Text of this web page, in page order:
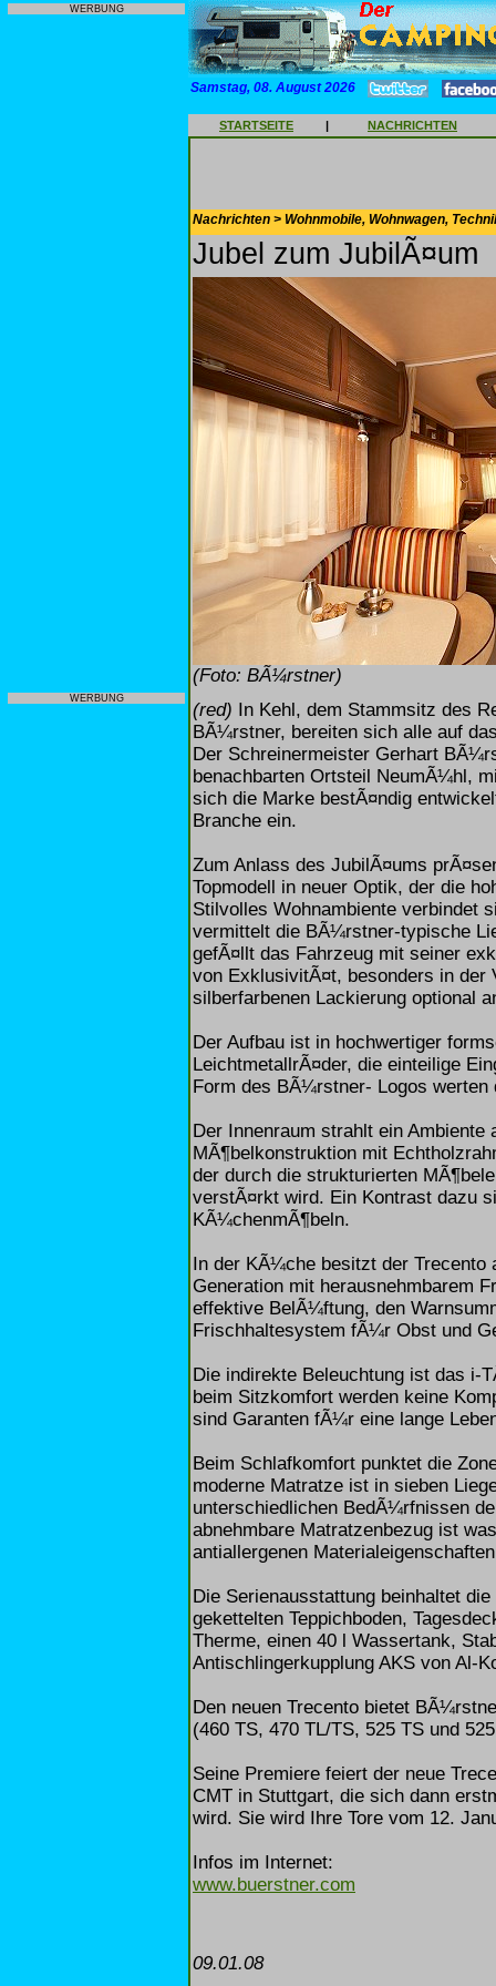
WERBUNG
WERBUNG
Samstag, 08. August 2026
STARTSEITE | NACHRICHTEN
Nachrichten > Wohnmobile, Wohnwagen,
Jubel zum JubilÃ¤um
(Foto: BÃ¼rstner)
(red) In Kehl, dem Stammsitz des
BÃ¼rstner, bereiten sich alle auf
Der Schreinermeister Gerhart
benachbarten Ortsteil NeumÃ¼hl,
sich die Marke bestÃ¤ndig
Branche ein.
Zum Anlass des JubilÃ¤ums
Topmodell in neuer Optik, der die
Stilvolles Wohnambiente verbindet
vermittelt die BÃ¼rstner-typische
gefÃ¤llt das Fahrzeug mit seiner
von ExklusivitÃ¤t, besonders in der
silberfarbenen Lackierung optional
Der Aufbau ist in hochwertiger
LeichtmetallrÃ¤der, die einteilige
Form des BÃ¼rstner- Logos werten
Der Innenraum strahlt ein
MÃ¶belkonstruktion mit
der durch die strukturierten
verstÃ¤rkt wird. Ein Kontrast dazu
KÃ¼chenmÃ¶beln.
In der KÃ¼che besitzt der
Generation mit herausnehmbarem
effektive BelÃ¼ftung, den
Frischhaltesystem fÃ¼r Obst und
Die indirekte Beleuchtung ist das i-
beim Sitzkomfort werden keine
sind Garanten fÃ¼r eine lange
Beim Schlafkomfort punktet die
moderne Matratze ist in sieben
unterschiedlichen BedÃ¼rfnissen
abnehmbare Matratzenbezug ist
antiallergenen
Die Serienausstattung beinhaltet
gekettelten Teppichboden,
Therme, einen 40 l Wassertank,
Antischlingerkupplung AKS von Al-
Den neuen Trecento bietet
(460 TS, 470 TL/TS, 525 TS und
Seine Premiere feiert der neue
CMT in Stuttgart, die sich dann
wird. Sie wird Ihre Tore vom 12.
Infos im Internet:
www.buerstner.com
09.01.08